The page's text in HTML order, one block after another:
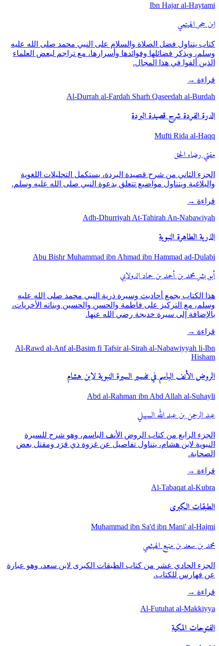
Ibn Hajar al-Haytami
ابن حجر الهيتمي
كتاب يتناول فضل الصلاة والسلام على النبي محمد صلى الله عليه
وسلم، ويذكر فضائلها وفوائدها وأسرارها، مع تراجم لبعض العلماء
الذين ألفوا في هذا المجال.
قراءة →
Al-Durrah al-Fardah Sharh Qaseedah al-Burdah
الدرة الفردة شرح قصيدة البردة
Mufti Rida al-Haqq
مفتي رضاء الحق
الجزء الثاني من شرح قصيدة البردة، يستكمل التحليلات اللغوية
والبلاغية ويتناول مواضيع تتعلق بدعوة النبي صلى الله عليه وسلم.
قراءة →
Adh-Dhurriyah At-Tahirah An-Nabawiyah
الذرية الطاهرة النبوية
Abu Bishr Muhammad ibn Ahmad ibn Hammad ad-Dulabi
أبو بشر محمد بن أحمد بن حماد الدولابي
هذا الكتاب يجمع أحاديث وسيرة ذرية النبي محمد صلى الله عليه
وسلم، مع التركيز على فاطمة والحسن والحسين وبناته الأخريات،
بالإضافة إلى سيرة خديجة رضي الله عنها.
قراءة →
Al-Rawd al-Anf al-Basim fi Tafsir al-Sirah al-Nabawiyyah li-Ibn
Hisham
الروض الأنف الباسم في تفسير السيرة النبوية لابن هشام
Abd al-Rahman ibn Abd Allah al-Suhayli
عبد الرحمن بن عبد الله السهيلي
الجزء الرابع من كتاب الروض الأنف الباسم، وهو شرح للسيرة
النبوية لابن هشام، يتناول تفاصيل عن غزوة ذي قرَد ومقتل بعض
الصحابة.
قراءة →
Al-Tabaqat al-Kubra
الطبقات الكبرى
Muhammad ibn Sa'd ibn Mani' al-Hajmi
محمد بن سعد بن منيع الهيثمي
الجزء الحادي عشر من كتاب الطبقات الكبرى لابن سعد، وهو عبارة
عن فهارس للكتاب.
قراءة →
Al-Futuhat al-Makkiyya
الفتوحات المكية